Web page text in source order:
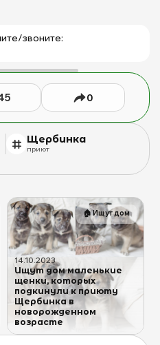
звоните:
0
Щербинка
приют
14.10.2023
Ищут дом маленькие
щенки, которых
подкинули к приюту
Щербинка в
новорожденном
возрасте
🏠Ищут дом